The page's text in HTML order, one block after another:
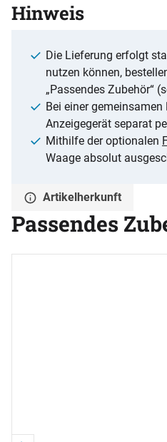
Hinweis
Die Lieferung erfolgt
nutzen können,
„Passendes Zubehör“
Bei einer
Anzeigegerät separat
Mithilfe der optionalen
Waage absolut
Artikelherkunft
Passendes